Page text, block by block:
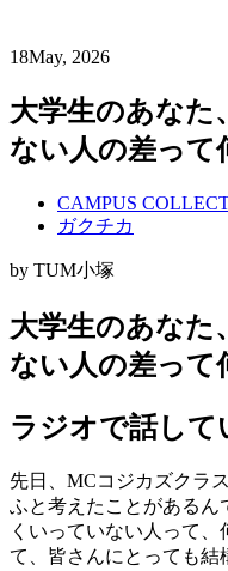
18May, 2026
大学生のあなた
ない人の差って
CAMPUS
ガクチカ
by TUM小塚
大学生のあなた
ない人の差って
ラジオで話して
先日、MCコジカズクラ
ふと考えたことがあるん
くいっていない人って
て、皆さんにとっても結